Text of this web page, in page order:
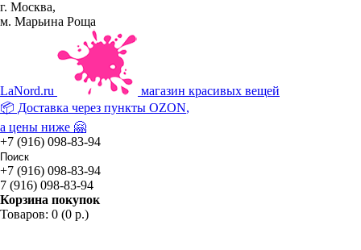
г. Москва,
м. Марьина Роща
LaNord.ru
магазин красивых вещей
📦 Доставка через пункты OZON,
а цены ниже 🤗
+7 (916) 098-83-94
+7 (916) 098-83-94
7 (916) 098-83-94
Корзина покупок
Товаров: 0 (0 р.)